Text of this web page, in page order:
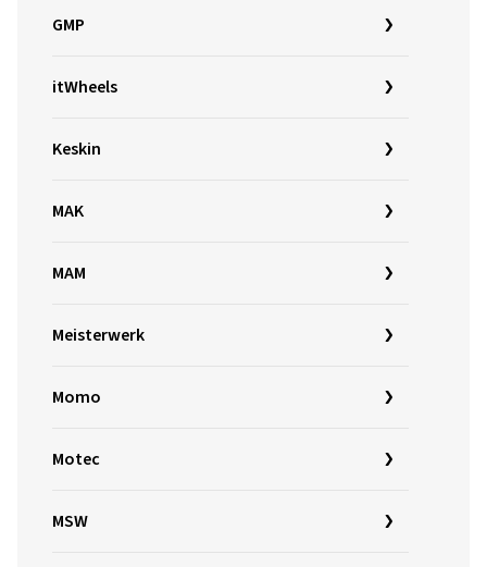
GMP
itWheels
Keskin
MAK
MAM
Meisterwerk
Momo
Motec
MSW